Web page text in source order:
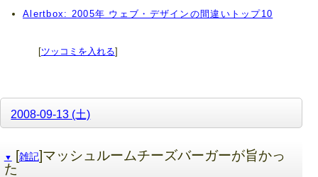
Alertbox: 2005年 ウェブ・デザインの間違いトップ10
[ツッコミを入れる]
2008-09-13 (土)
▼ [雑記]マッシュルームチーズバーガーが旨かっ
た